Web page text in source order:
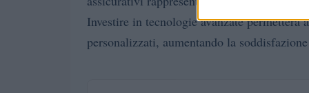
Investire in tecnologie avanzate
personalizzati, aumentando la